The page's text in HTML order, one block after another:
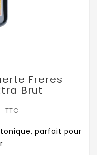
Freres
Brut
TTC
parfait pour